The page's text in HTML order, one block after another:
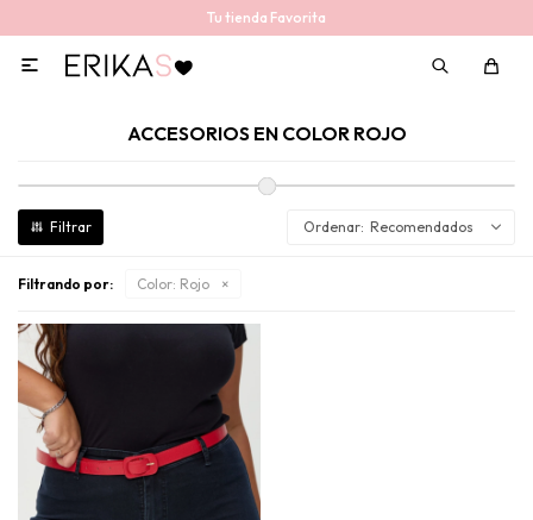
Tu tienda Favorita

ACCESORIOS EN COLOR ROJO
Recomendados
Filtrando por: Color: Rojo